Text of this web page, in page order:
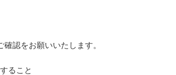
認をお願いいたします。
ること